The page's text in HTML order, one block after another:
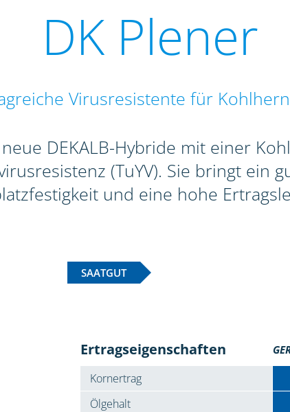
DK Plener
Virusresistente für
DEKALB-Hybride mit einer
(TuYV). Sie bringt ein
und eine hohe
SAATGUT
Ertragseigenschaften
Kornertrag
Ölgehalt